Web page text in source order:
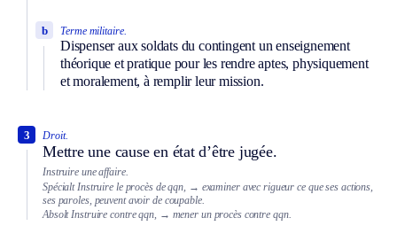
Terme militaire.
Dispenser aux soldats du contingent un enseignement
théorique et pratique pour les rendre aptes, physiquement
et moralement, à remplir leur mission.
b
Droit.
Mettre une cause en état d’être jugée.
3
Instruire une affaire.
Spécialt Instruire le procès de qqn, → examiner avec rigueur ce que ses actions,
ses paroles, peuvent avoir de coupable.
Absolt Instruire contre qqn, → mener un procès contre qqn.